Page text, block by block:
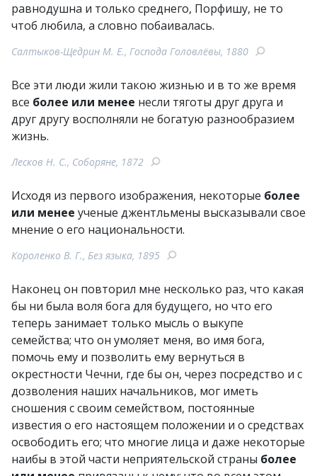
равнодушна и только среднего, Порфишу, не то
чтоб любила, а словно побаивалась.
Салтыков-Щедрин М. Е., Господа Головлёвы, 1880
Все эти люди жили такою жизнью и в то же время
все более или менее несли тяготы друг друга и
друг другу восполняли не богатую разнообразием
жизнь.
Лесков Н. С., Соборяне, 1872
Исходя из первого изображения, некоторые более
или менее ученые джентльмены высказывали свое
мнение о его национальности.
Короленко В. Г., Без языка, 1895
Наконец он повторил мне несколько раз, что какая
бы ни была воля бога для будущего, но что его
теперь занимает только мысль о выкупе
семейства; что он умоляет меня, во имя бога,
помочь ему и позволить ему вернуться в
окрестности Чечни, где бы он, через посредство и с
дозволения наших начальников, мог иметь
сношения с своим семейством, постоянные
известия о его настоящем положении и о средствах
освободить его; что многие лица и даже некоторые
наибы в этой части неприятельской страны более